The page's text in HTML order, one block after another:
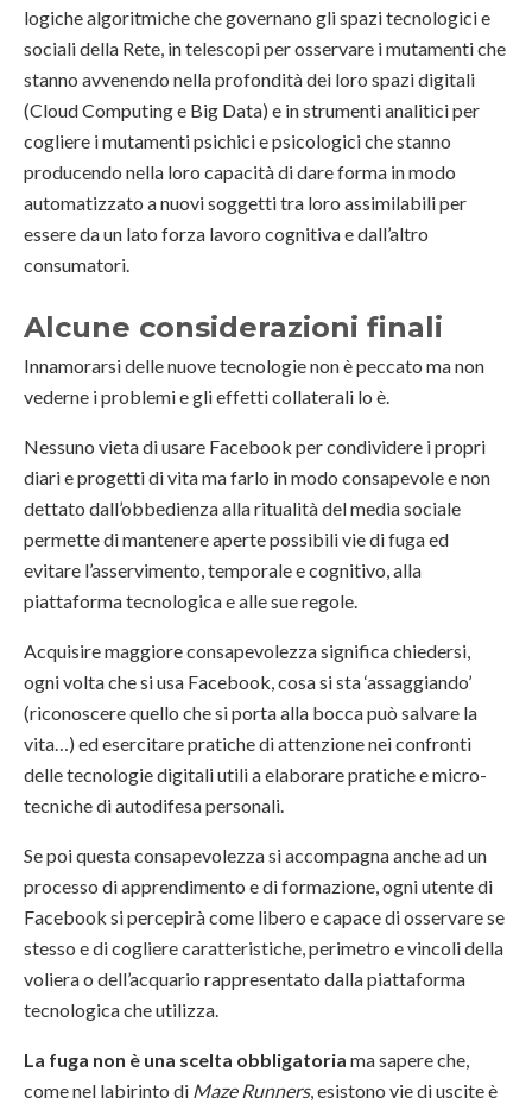
logiche algoritmiche che governano gli spazi tecnologici e
sociali della Rete, in telescopi per osservare i mutamenti che
stanno avvenendo nella profondità dei loro spazi digitali
(Cloud Computing e Big Data) e in strumenti analitici per
cogliere i mutamenti psichici e psicologici che stanno
producendo nella loro capacità di dare forma in modo
automatizzato a nuovi soggetti tra loro assimilabili per
essere da un lato forza lavoro cognitiva e dall’altro
consumatori.
Alcune considerazioni finali
Innamorarsi delle nuove tecnologie non è peccato ma non
vederne i problemi e gli effetti collaterali lo è.
Nessuno vieta di usare Facebook per condividere i propri
diari e progetti di vita ma farlo in modo consapevole e non
dettato dall’obbedienza alla ritualità del media sociale
permette di mantenere aperte possibili vie di fuga ed
evitare l’asservimento, temporale e cognitivo, alla
piattaforma tecnologica e alle sue regole.
Acquisire maggiore consapevolezza significa chiedersi,
ogni volta che si usa Facebook, cosa si sta ‘assaggiando’
(riconoscere quello che si porta alla bocca può salvare la
vita…) ed esercitare pratiche di attenzione nei confronti
delle tecnologie digitali utili a elaborare pratiche e micro-
tecniche di autodifesa personali.
Se poi questa consapevolezza si accompagna anche ad un
processo di apprendimento e di formazione, ogni utente di
Facebook si percepirà come libero e capace di osservare se
stesso e di cogliere caratteristiche, perimetro e vincoli della
voliera o dell’acquario rappresentato dalla piattaforma
tecnologica che utilizza.
La fuga non è una scelta obbligatoria ma sapere che,
come nel labirinto di Maze Runners, esistono vie di uscite è